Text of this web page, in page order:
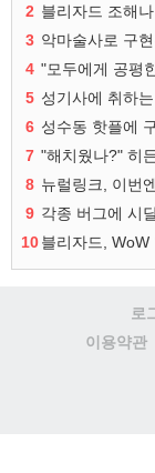
2 블리자드 조해
3 악마술사로 구
4 "모두에게 공평
5 성기사에 취하
6
7
8 뉴럴링크, 이번
9 각종 버그에 시
10블리자드,
로
이용약관